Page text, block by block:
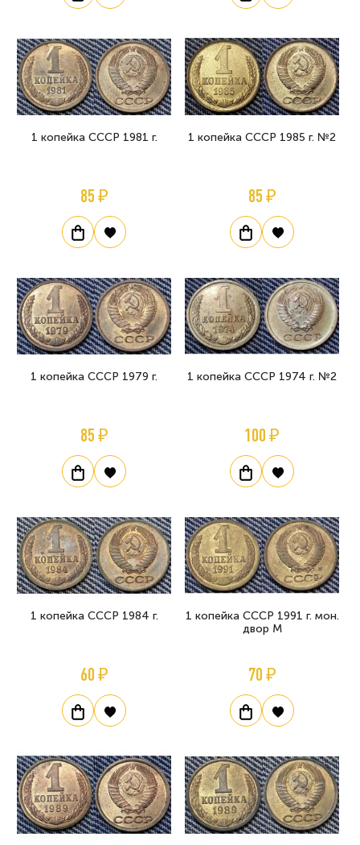
1 копейка СССР 1981 г.
85 ₽
1 копейка СССР 1985 г. №2
85 ₽
1 копейка СССР 1979 г.
85 ₽
1 копейка СССР 1974 г. №2
100 ₽
1 копейка СССР 1984 г.
60 ₽
1 копейка СССР 1991 г. мон.
двор М
70 ₽